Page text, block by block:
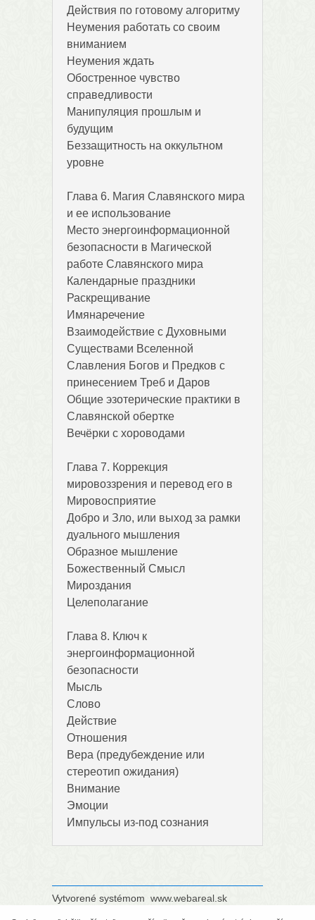
Действия по готовому алгоритму
Неумения работать со своим
вниманием
Неумения ждать
Обостренное чувство
справедливости
Манипуляция прошлым и
будущим
Беззащитность на оккультном
уровне
Глава 6. Магия Славянского мира
и ее использование
Место энергоинформационной
безопасности в Магической
работе Славянского мира
Календарные праздники
Раскрещивание
Имянаречение
Взаимодействие с Духовными
Существами Вселенной
Славления Богов и Предков с
принесением Треб и Даров
Общие эзотерические практики в
Славянской обертке
Вечёрки с хороводами
Глава 7. Коррекция
мировоззрения и перевод его в
Мировосприятие
Добро и Зло, или выход за рамки
дуального мышления
Образное мышление
Божественный Смысл
Мироздания
Целеполагание
Глава 8. Ключ к
энергоинформационной
безопасности
Мысль
Слово
Действие
Отношения
Вера (предубеждение или
стереотип ожидания)
Внимание
Эмоции
Импульсы из-под сознания
Vytvorené systémom www.webareal.sk